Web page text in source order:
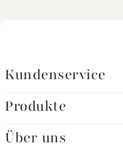
Kundenservice
Produkte
Über uns